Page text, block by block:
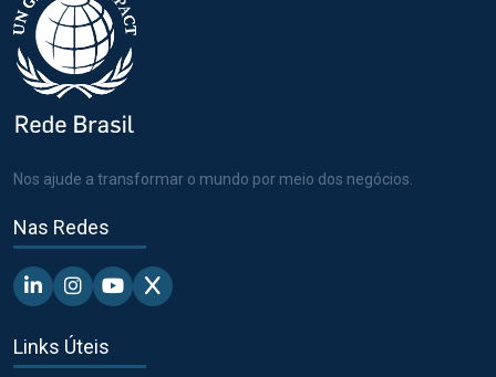
Nos ajude a transformar o mundo por meio dos negócios.
Nas Redes
Linkedin - Pacto Global BR
Instagram - Pacto Global BR
Youtube - Pacto Global BR
X - Pacto Global BR
Links Úteis